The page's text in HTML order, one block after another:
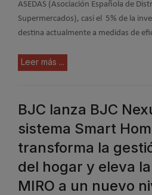
ASEDAS (Asociación Española de
Supermercados), casi el 5% de la
destina actualmente a medidas de
Leer más ...
BJC lanza BJC
sistema Smart
transforma la
del hogar y eleva
MIRO a un nuevo